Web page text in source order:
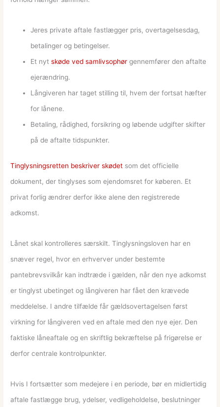
Jeres private aftale fastlægger pris, overtagelsesdag,
betalinger og betingelser.
Et nytskøde ved samlivsophør gennemfører den aftalte
ejerændring.
Långiveren har taget stilling til, hvem der fortsat hæfter
for lånene.
Betaling, rådighed, forsikring og løbende udgifter skifter
på de aftalte tidspunkter.
Tinglysningsretten beskriver skødet som det officielle
dokument, der tinglyses som ejendomsret for køberen. Et
privat forlig ændrer derfor ikke alene den registrerede
adkomst.
Lånet skal kontrolleres særskilt. Tinglysningsloven har en
snæver regel, hvor en erhverver under bestemte
pantebrevsvilkår kan indtræde i gælden, når den nye adkomst
er tinglyst ubetinget og långiveren har fået den krævede
meddelelse. I andre tilfælde får gældsovertagelsen først
virkning for långiveren ved en aftale med den nye ejer. Den
faktiske låneaftale og en skriftlig bekræftelse på frigørelse er
derfor centrale kontrolpunkter.
Hvis I fortsætter som medejere i en periode, bør en midlertidig
aftale fastlægge brug, ydelser, vedligeholdelse, beslutninger